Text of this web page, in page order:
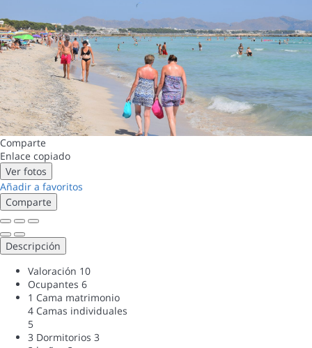
Comparte
Enlace copiado
Ver fotos
Añadir a favoritos
Comparte
Descripción
Valoración 10
Ocupantes 6
1 Cama matrimonio
4 Camas individuales
5
3 Dormitorios 3